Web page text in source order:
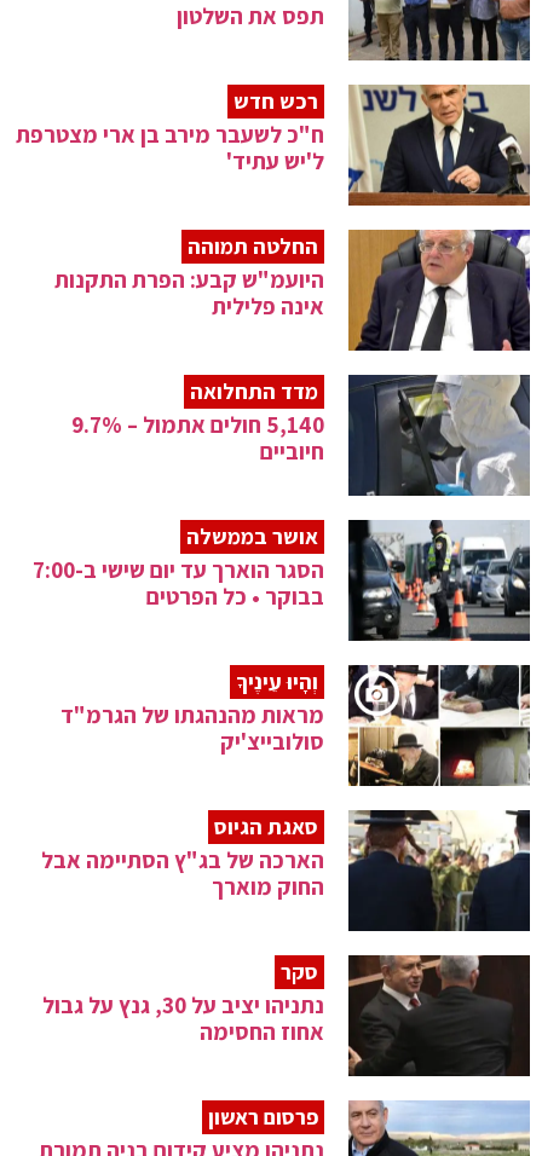
תפס את השלטון
רכש חדש
ח"כ לשעבר מירב בן ארי מצטרפת
ל'יש עתיד'
החלטה תמוהה
היועמ"ש קבע: הפרת התקנות
אינה פלילית
מדד התחלואה
5,140 חולים אתמול – 9.7%
חיוביים
אושר בממשלה
הסגר הוארך עד יום שישי ב-7:00
בבוקר • כל הפרטים
וְהָיוּ עֵינֶיךָ
מראות מהנהגתו של הגרמ"ד
סולובייצ'יק
סאגת הגיוס
הארכה של בג"ץ הסתיימה אבל
החוק מוארך
סקר
נתניהו יציב על 30, גנץ על גבול
אחוז החסימה
פרסום ראשון